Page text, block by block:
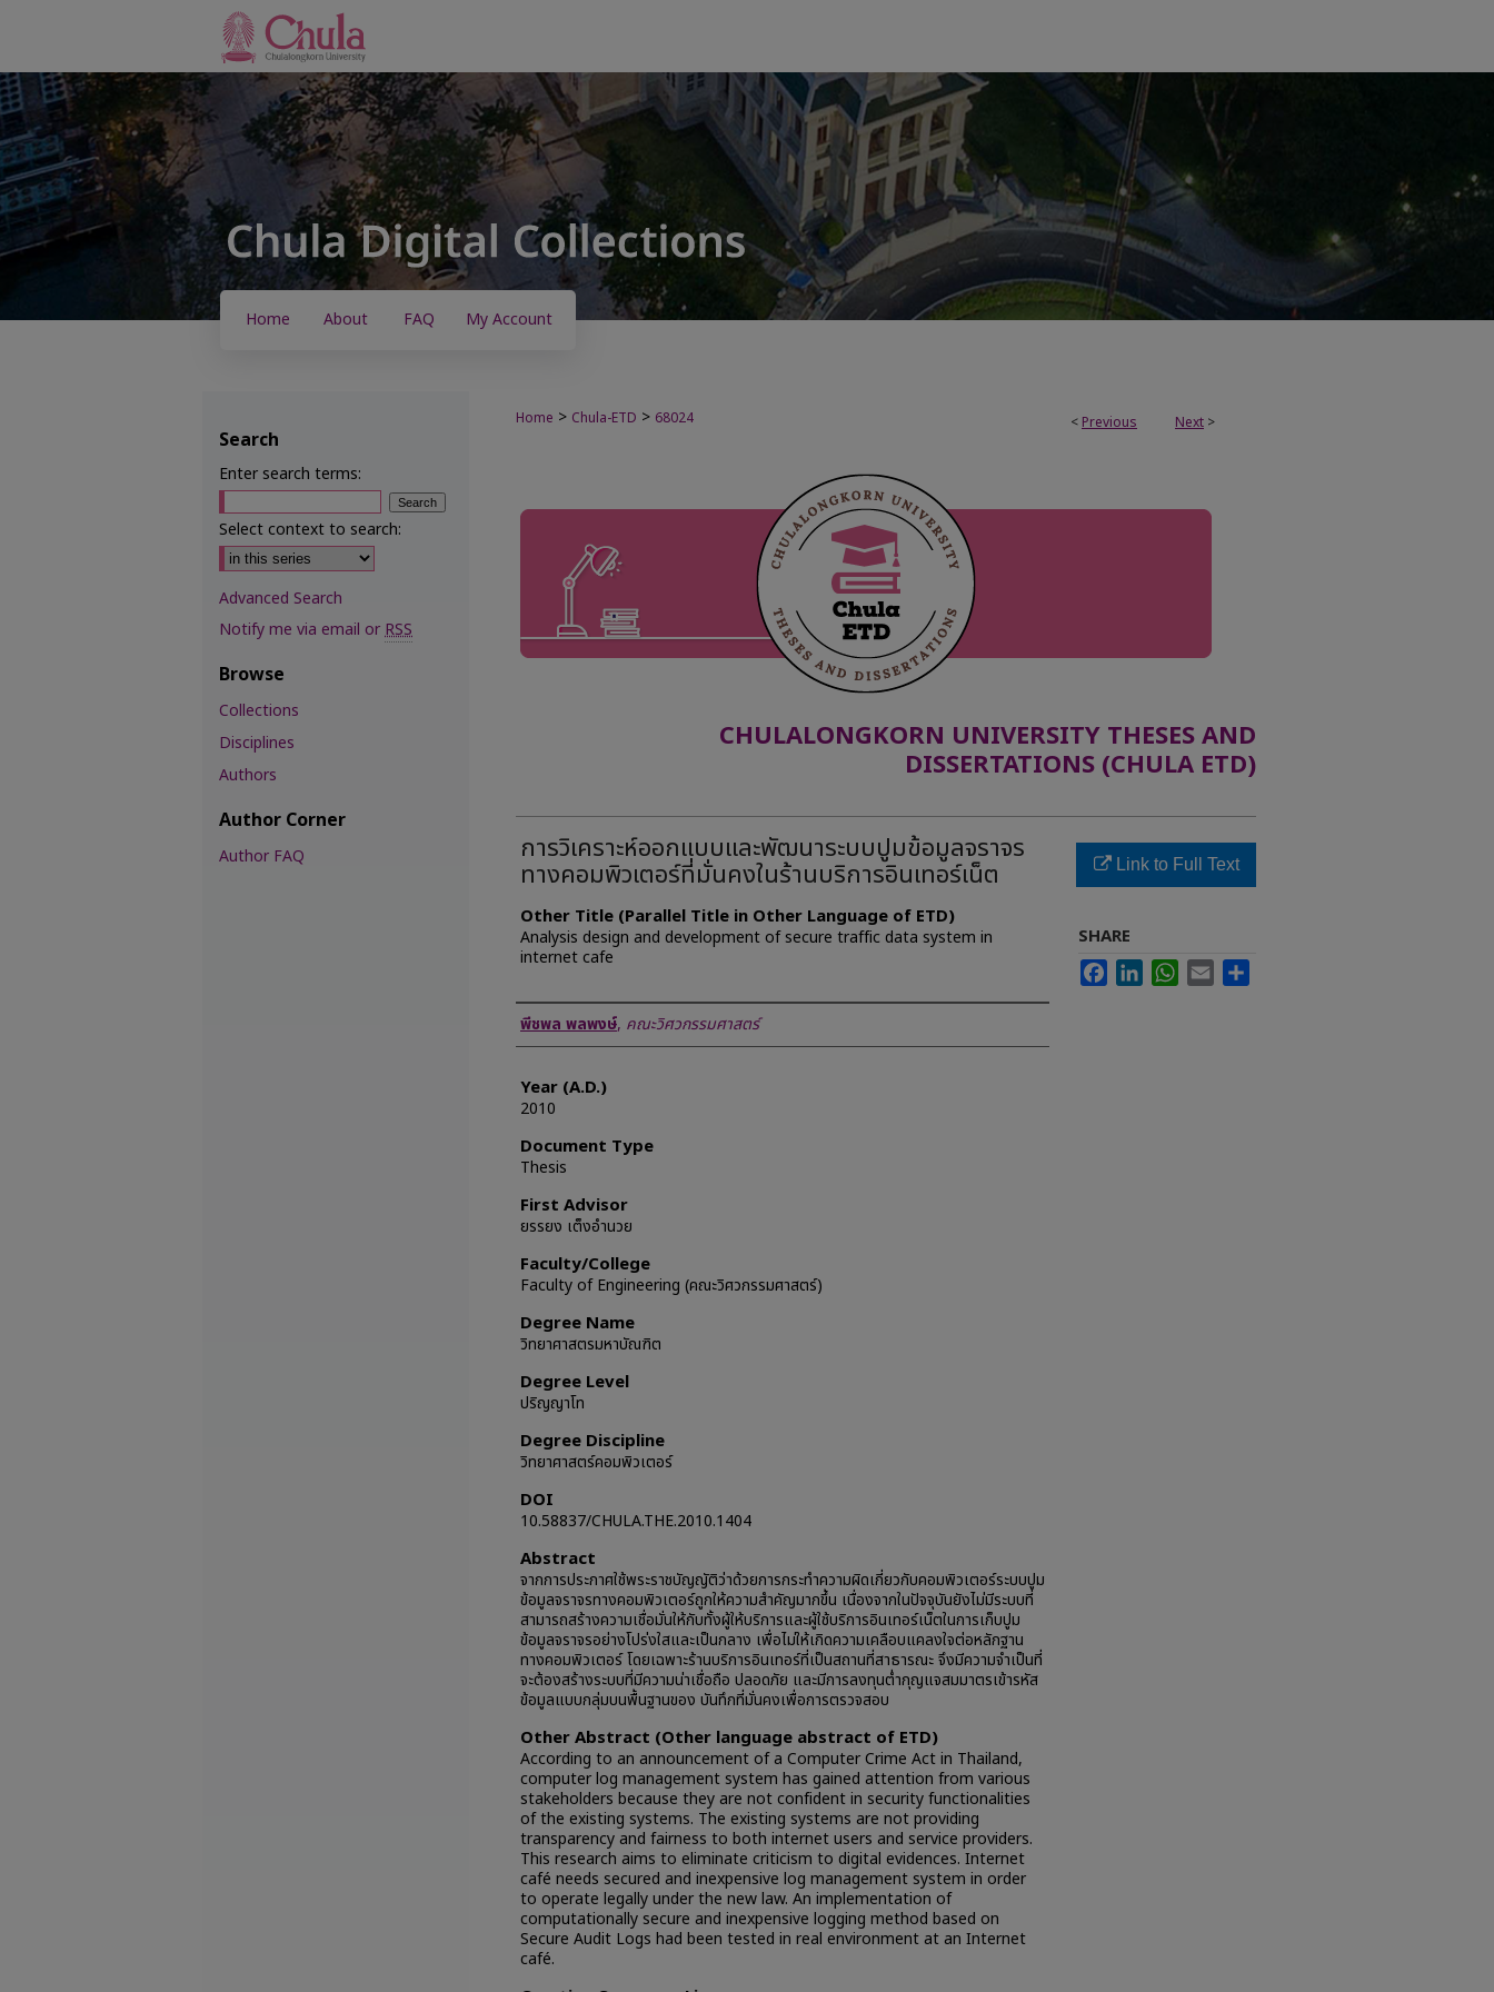
Home About FAQ My Account
< Previous Next >
Home > Chula-ETD > 68024
CHULALONGKORN UNIVERSITY THESES AND
DISSERTATIONS (CHULA ETD)
การวิเคราะห์ออกแบบและพัฒนาระบบปูมข้อมูลจราจร
ทางคอมพิวเตอร์ที่มั่นคงในร้านบริการอินเทอร์เน็ต
Other Title (Parallel Title in Other Language of ETD)
Analysis design and development of secure traffic data system in
internet cafe
Author
พีชพล พลพงษ์, คณะวิศวกรรมศาสตร์
Year (A.D.)
2010
Document Type
Thesis
First Advisor
ยรรยง เต็งอำนวย
Faculty/College
Faculty of Engineering (คณะวิศวกรรมศาสตร์)
Degree Name
วิทยาศาสตรมหาบัณฑิต
Degree Level
ปริญญาโท
Degree Discipline
วิทยาศาสตร์คอมพิวเตอร์
DOI
10.58837/CHULA.THE.2010.1404
Abstract
จากการประกาศใช้พระราชบัญญัติว่าด้วยการกระทำความผิดเกี่ยวกับคอมพิวเตอร์ระบบปูม
ข้อมูลจราจรทางคอมพิวเตอร์ถูกให้ความสำคัญมากขึ้น เนื่องจากในปัจจุบันยังไม่มีระบบที่
สามารถสร้างความเชื่อมั่นให้กับทั้งผู้ให้บริการและผู้ใช้บริการอินเทอร์เน็ตในการเก็บปูม
ข้อมูลจราจรอย่างโปร่งใสและเป็นกลาง เพื่อไม่ให้เกิดความเคลือบแคลงใจต่อหลักฐาน
ทางคอมพิวเตอร์ โดยเฉพาะร้านบริการอินเทอร์ที่เป็นสถานที่สาธารณะ จึงมีความจำเป็นที่
จะต้องสร้างระบบที่มีความน่าเชื่อถือ ปลอดภัย และมีการลงทุนต่ำกุญแจสมมาตรเข้ารหัส
ข้อมูลแบบกลุ่มบนพื้นฐานของ บันทึกที่มั่นคงเพื่อการตรวจสอบ
Other Abstract (Other language abstract of ETD)
According to an announcement of a Computer Crime Act in Thailand,
computer log management system has gained attention from various
stakeholders because they are not confident in security functionalities
of the existing systems. The existing systems are not providing
transparency and fairness to both internet users and service providers.
This research aims to eliminate criticism to digital evidences. Internet
café needs secured and inexpensive log management system in order
to operate legally under the new law. An implementation of
computationally secure and inexpensive logging method based on
Secure Audit Logs had been tested in real environment at an Internet
café.
Link to Full Text
SHARE
FacebookLinkedInWhatsApp
Email
Search
Enter search terms:
Select context to search:
Advanced Search
Notify me via email or RSS
Browse
Collections
Disciplines
Authors
Author Corner
Author FAQ